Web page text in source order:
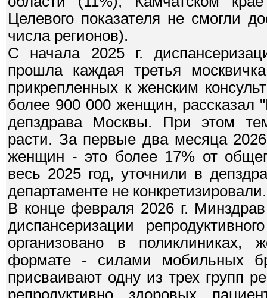
Целевого показателя не смогли
числа регионов).
С начала 2025 г.
прошла каждая третья
прикрепленных к женским
более 900 000 женщин, рассказал
депздрава Москвы. При этом
расти. За первые два месяца
женщин - это более 17% от
весь 2025 год, уточнили в
департаменте не конкретизировали.
В конце февраля 2026 г.
диспансеризации
организовано в поликлиниках,
формате - силами мобильных
присваивают одну из трех групп
репродуктивно здоровых